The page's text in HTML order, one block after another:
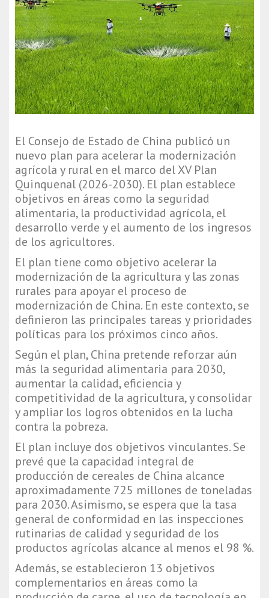
El Consejo de Estado de China publicó un
nuevo plan para acelerar la modernización
agrícola y rural en el marco del XV Plan
Quinquenal (2026-2030). El plan establece
objetivos en áreas como la seguridad
alimentaria, la productividad agrícola, el
desarrollo verde y el aumento de los ingresos
de los agricultores.
El plan tiene como objetivo acelerar la
modernización de la agricultura y las zonas
rurales para apoyar el proceso de
modernización de China. En este contexto, se
definieron las principales tareas y prioridades
políticas para los próximos cinco años.
Según el plan, China pretende reforzar aún
más la seguridad alimentaria para 2030,
aumentar la calidad, eficiencia y
competitividad de la agricultura, y consolidar
y ampliar los logros obtenidos en la lucha
contra la pobreza.
El plan incluye dos objetivos vinculantes. Se
prevé que la capacidad integral de
producción de cereales de China alcance
aproximadamente 725 millones de toneladas
para 2030. Asimismo, se espera que la tasa
general de conformidad en las inspecciones
rutinarias de calidad y seguridad de los
productos agrícolas alcance al menos el 98 %.
Además, se establecieron 13 objetivos
complementarios en áreas como la